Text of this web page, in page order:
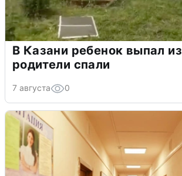
В Казани ребенок выпал
родители спали
7 августа 0